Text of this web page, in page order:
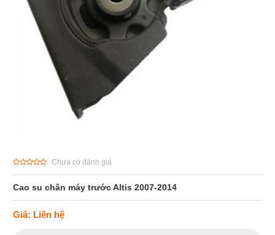
Chưa có đánh giá
Cao su chân máy trước Altis 2007-2014
Giá: Liên hệ